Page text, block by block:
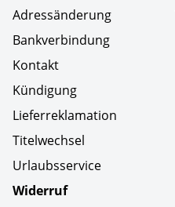
Adressänderung
Bankverbindung
Kontakt
Kündigung
Lieferreklamation
Titelwechsel
Urlaubsservice
Widerruf